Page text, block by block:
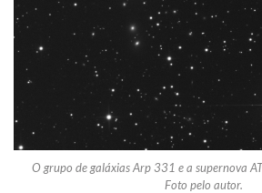
O grupo de galáxias Arp 331 e a supernova
Foto pelo autor.